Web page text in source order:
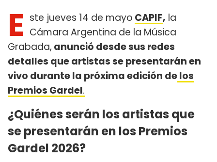
E ste jueves 14 de mayo CAPIF, la
Cámara Argentina de la Música
Grabada, anunció desde sus redes
detalles que artistas se presentarán en
vivo durante la próxima edición delos
Premios Gardel.
¿Quiénes serán los artistas que
se presentarán en los Premios
Gardel 2026?